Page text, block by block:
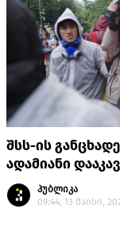
შსს-ის
ადამიანი
პუბლიკა
09:44, 13 მაისი,